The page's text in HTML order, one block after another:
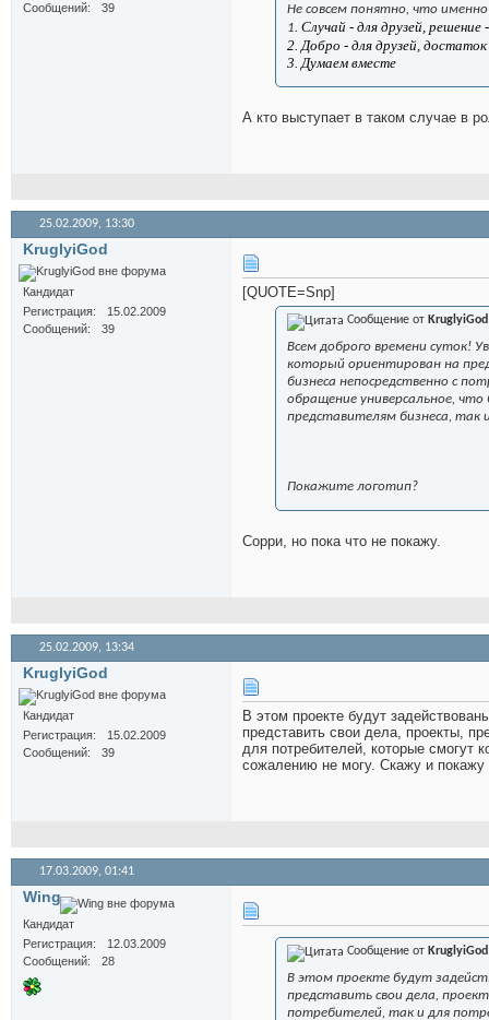
Сообщений
39
Не совсем понятно, что
1. Случай - для друзей, решение
2. Добро - для друзей,
3. Думаем вместе
А кто выступает в таком случае в
25.02.2009, 13:30
KruglyiGod
Кандидат
Регистрация
15.02.2009
Сообщений
39
[QUOTE=Snp]
Сообщение от KruglyiGod
Всем доброго времени суток!
который ориентирован на
бизнеса непосредственно с
обращение универсальное,
представителям бизнеса,
Покажите логотип?
Сорри, но пока что не покажу.
25.02.2009, 13:34
KruglyiGod
Кандидат
Регистрация
15.02.2009
Сообщений
39
В этом проекте будут
представить свои дела, проекты,
для потребителей, которые смогут
сожалению не могу. Скажу и покажу
17.03.2009, 01:41
Wing
Кандидат
Регистрация
12.03.2009
Сообщений
28
Сообщение от KruglyiGod
В этом проекте будут
представить свои дела,
потребителей, так и для